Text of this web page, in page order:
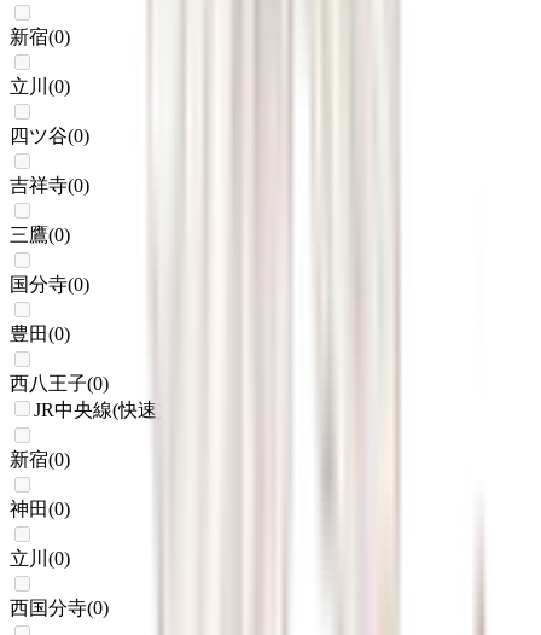
新宿(0)
立川 (0)
四ツ谷(0)
吉祥寺(0)
三鷹(0)
国分寺(0)
豊田(0)
西八王子(0)
JR中央線(快速)
新宿(0)
神田(0)
立川 (0)
西国分寺(0)